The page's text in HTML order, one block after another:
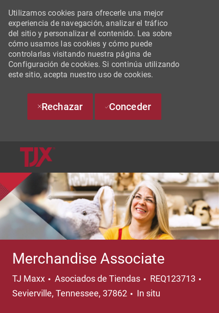
Utilizamos cookies para ofrecerle una mejor
experiencia de navegación, analizar el tráfico
del sitio y personalizar el contenido. Lea sobre
cómo usamos las cookies y cómo puede
controlarlas visitando nuestra página de
Configuración de cookies. Si continúa utilizando
este sitio, acepta nuestro uso de cookies.
Rechazar Conceder
Merchandise Associate
TJ Maxx Categoría
Asociados de Tiendas REQ123713
Sevierville, Tennessee, 37862
In situ